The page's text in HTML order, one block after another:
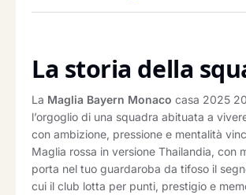
La storia della
La Maglia Bayern Monaco casa 2025
l’orgoglio di una squadra abituata a
con ambizione, pressione e mentalità
Maglia rossa in versione Thailandia, con
porta nel tuo guardaroba da tifoso il
cui il club lotta per punti, prestigio e